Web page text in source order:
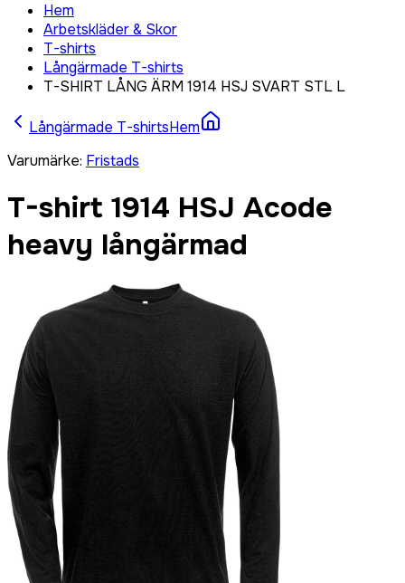
Hem
Arbetskläder & Skor
T-shirts
Långärmade T-shirts
T-SHIRT LÅNG ÄRM 1914 HSJ SVART STL L
Långärmade T-shirtsHem
Varumärke: Fristads
T-shirt 1914 HSJ Acode
heavy långärmad